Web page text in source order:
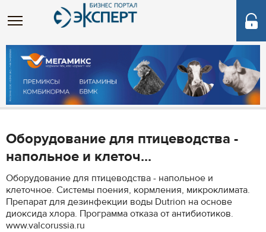
Оборудование для птицеводства -
напольное и клеточ...
Оборудование для птицеводства - напольное и
клеточное. Системы поения, кормления, микроклимата.
Препарат для дезинфекции воды Dutrion на основе
диоксида хлора. Программа отказа от антибиотиков.
www.valcorussia.ru